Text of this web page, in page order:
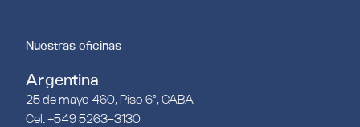
Nuestras oficinas
Argentina
25 de mayo 460, Piso 6°, CABA
Cel: +549 5263-3130